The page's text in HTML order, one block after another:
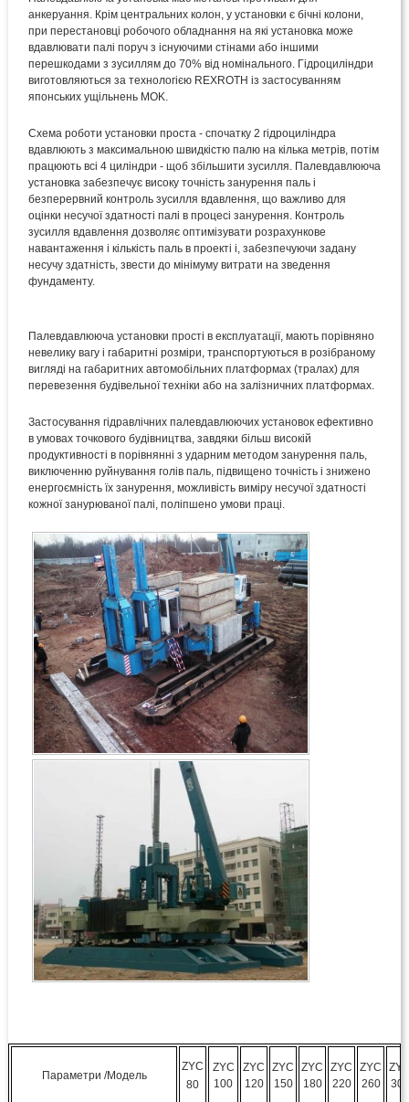
анкеруання. Крім центральних колон, у установки є бічні колони,
при перестановці робочого обладнання на які установка може
вдавлювати палі поруч з існуючими стінами або іншими
перешкодами з зусиллям до 70% від номінального. Гідроциліндри
виготовляються за технологією REXROTH із застосуванням
японських ущільнень MOK.
Схема роботи установки проста - спочатку 2 гідроциліндра
вдавлюють з максимальною швидкістю палю на кілька метрів, потім
працюють всі 4 циліндри - щоб збільшити зусилля. Палевдавлююча
установка забезпечує високу точність занурення паль і
безперервний контроль зусилля вдавлення, що важливо для
оцінки несучої здатності палі в процесі занурення. Контроль
зусилля вдавлення дозволяє оптимізувати розрахункове
навантаження і кількість паль в проекті і, забезпечуючи задану
несучу здатність, звести до мінімуму витрати на зведення
фундаменту.
Палевдавлююча установки прості в експлуатації, мають порівняно
невелику вагу і габаритні розміри, транспортуються в розібраному
вигляді на габаритних автомобільних платформах (тралах) для
перевезення будівельної техніки або на залізничних платформах.
Застосування гідравлічних палевдавлюючих установок ефективно
в умовах точкового будівництва, завдяки більш високій
продуктивності в порівнянні з ударним методом занурення паль,
виключенню руйнування голів паль, підвищено точність і знижено
енергоємність їх занурення, можливість виміру несучої здатності
кожної занурюваної палі, поліпшено умови праці.
Параметри /Модель
ZYC
80
ZYC
100
ZYC
120
ZYC
150
ZYC
180
ZYC
220
ZYC
260
300